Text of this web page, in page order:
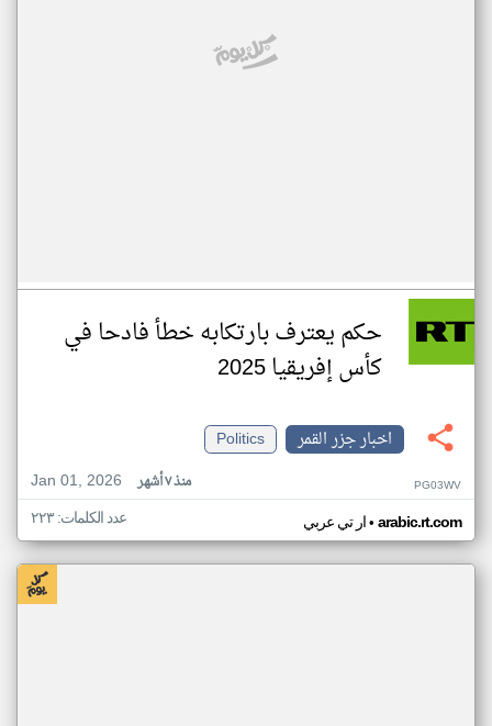
حكم يعترف بارتكابه خطأ فادحا في
كأس إفريقيا 2025
اخبار جزر القمر
Politics
Jan 01, 2026
منذ ٧ أشهر PG03WV
ار تي عربي• arabic.rt.com عدد الكلمات: ٢٢٣